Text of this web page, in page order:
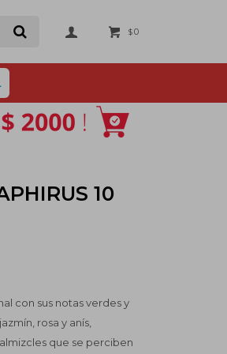
$0
10
con sus notas verdes y
rosa y anís,
que se perciben